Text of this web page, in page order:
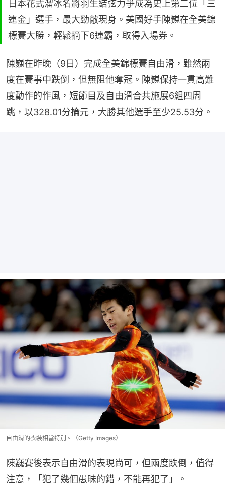
日本花式溜冰名將羽生結弦力爭成為史上第二位「三
連金」選手，最大勁敵現身。美國好手陳巍在全美錦
標賽大勝，輕鬆摘下6連霸，取得入場券。
陳巍在昨晚（9日）完成全美錦標賽自由滑，雖然兩
度在賽事中跌倒，但無阻他奪冠。陳巍保持一貫高難
度動作的作風，短節目及自由滑合共施展6組四周
跳，以328.01分掄元，大勝其他選手至少25.53分。
自由滑的衣裝相當特別。（Getty Images）
陳巍賽後表示自由滑的表現尚可，但兩度跌倒，值得
注意，「犯了幾個愚昧的錯，不能再犯了」。